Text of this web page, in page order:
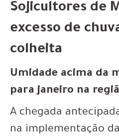
Sojicultores de
excesso de
colheita
Umidade acima da
para janeiro na
A chegada
na implementação